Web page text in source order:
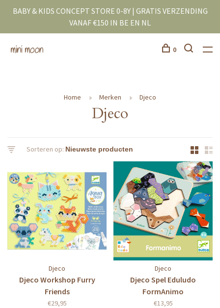
BABY & KIDS CONCEPT STORE 0-8Y | GRATIS VERZENDING
VANAF €150 IN BE EN NL
0
Home Merken Djeco
Djeco
Sorteren op:
Djeco
Djeco Workshop Furry
Friends
€29,95
Djeco
Djeco Spel Eduludo
FormAnimo
€13,95